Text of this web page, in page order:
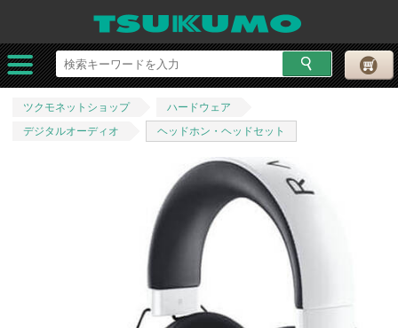
ツクモネットショップ
ハードウェア
デジタルオーディオ
ヘッドホン・ヘッドセット